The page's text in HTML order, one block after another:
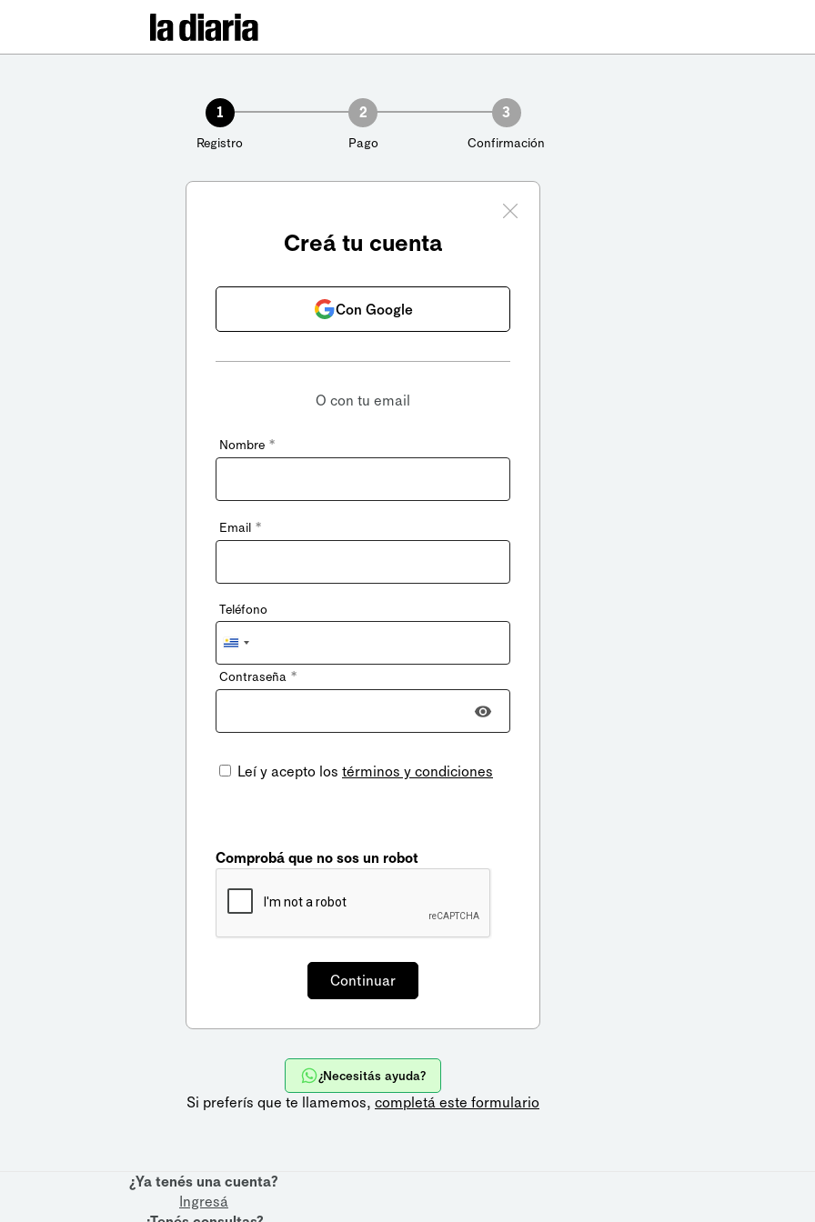
1
Registro
2
Pago
3
Confirmación
Creá tu cuenta
Con Google
O con tu email
Nombre *
Email *
Teléfono
Uruguay
+598
Contraseña *
Leí y acepto los términos y condiciones
Comprobá que no sos un robot
¿Necesitás ayuda?
Si preferís que te llamemos, completá este formulario
¿Ya tenés una cuenta?
Ingresá